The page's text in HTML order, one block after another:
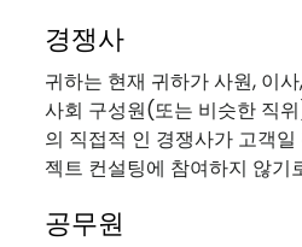
경쟁사
귀하는 현재 귀하가 사원, 이
사회 구성원(또는 비슷한 직
의 직접적 인 경쟁사가 고객
젝트 컨설팅에 참여하지 않기
공무원